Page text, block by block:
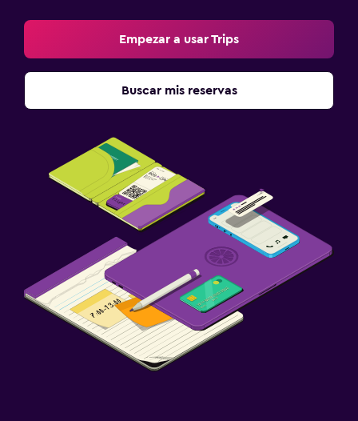
Empezar a usar Trips
Buscar mis reservas